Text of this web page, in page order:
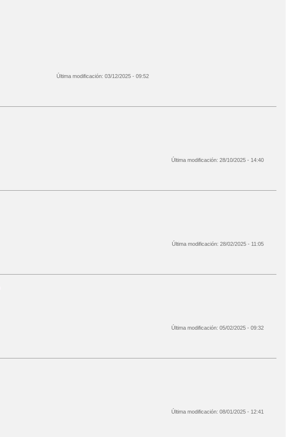
Última modificación: 03/12/2025 - 09:52
Última modificación: 28/10/2025 - 14:40
Última modificación: 28/02/2025 - 11:05
Última modificación: 05/02/2025 - 09:32
Última modificación: 08/01/2025 - 12:41